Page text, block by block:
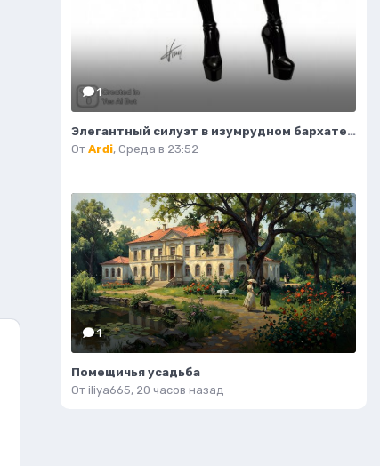
1
Элегантный силуэт в изумрудном бархате и дерзких ботфортах. Нейросеть Flux 1
От Ardi, Среда в 23:52
1
Помещичья усадьба
От iliya665, 20 часов назад